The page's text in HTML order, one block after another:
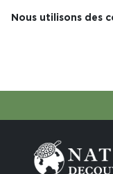
Nous utilisons des